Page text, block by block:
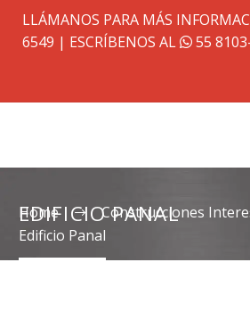
LLÁMANOS PARA MÁS
6549 | ESCRÍBENOS AL 55
EDIFICIO PANAL
Home
Construcciones
Edificio Panal